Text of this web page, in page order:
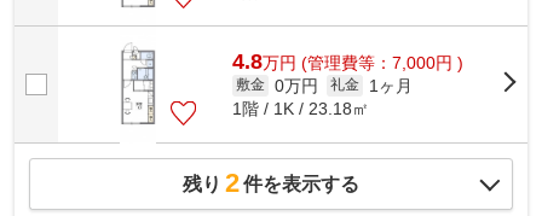
4.8万円 (管理費等：7,000円 )
敷金 0万円 礼金
1ヶ月
1階 / 1K / 23.18㎡
残り 2件を表示する